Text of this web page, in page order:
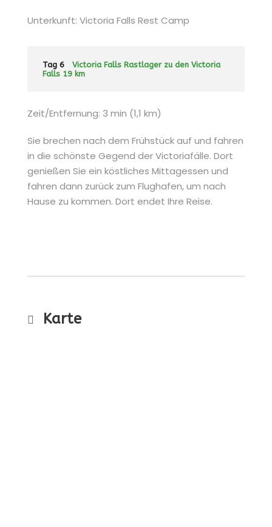
Unterkunft: Victoria Falls Rest Camp
Tag 6
Victoria Falls Rastlager zu den Victoria
Falls 19 km
Zeit/Entfernung: 3 min (1,1 km)
Sie brechen nach dem Frühstück auf und fahren
in die schönste Gegend der Victoriafälle. Dort
genießen Sie ein köstliches Mittagessen und
fahren dann zurück zum Flughafen, um nach
Hause zu kommen. Dort endet Ihre Reise.
Karte